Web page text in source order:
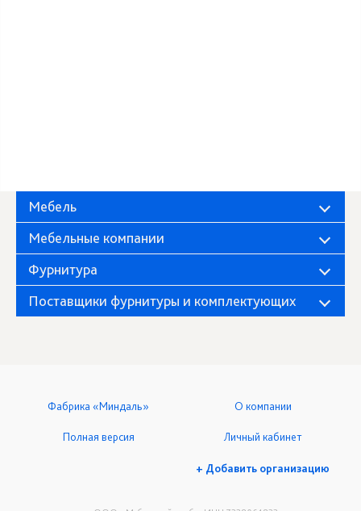
Мебель
Мебельные компании
Фурнитура
Поставщики фурнитуры и комплектующих
Фабрика «Миндаль» О компании
Полная версия Личный кабинет
+ Добавить организацию